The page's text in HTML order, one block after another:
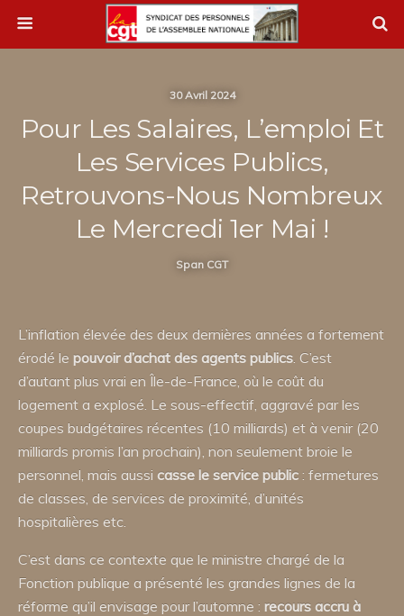
30 Avril 2024
Pour Les Salaires, L’emploi Et
Les Services Publics,
Retrouvons-Nous Nombreux
Le Mercredi 1er Mai !
Span CGT
L’inflation élevée des deux dernières années a fortement
érodé le pouvoir d’achat des agents publics. C’est
d’autant plus vrai en Île-de-France, où le coût du
logement a explosé. Le sous-effectif, aggravé par les
coupes budgétaires récentes (10 milliards) et à venir (20
milliards promis l’an prochain), non seulement broie le
personnel, mais aussi casse le service public : fermetures
de classes, de services de proximité, d’unités
hospitalières etc.
C’est dans ce contexte que le ministre chargé de la
Fonction publique a présenté les grandes lignes de la
réforme qu’il envisage pour l’automne : recours accru à